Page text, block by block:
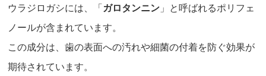
ウラジロガシには、「ガロタンニン 」と呼ばれるポリフェ
ノールが含まれています。
この成分は、歯の表面への汚れや細菌の付着を防ぐ効果が
期待されています。